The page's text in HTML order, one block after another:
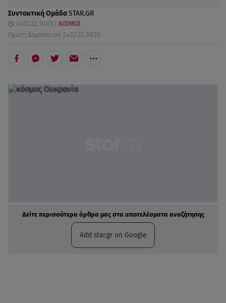
Συντακτική ΟμάδαSTAR.GR
24.02.22, 10:03
ΚΟΣΜΟΣ
Πρώτη Δημοσίευση: 24.02.22, 09:20
Δείτε περισσότερα άρθρα μας στα αποτελέσματα αναζήτησης
Add star.gr on Google